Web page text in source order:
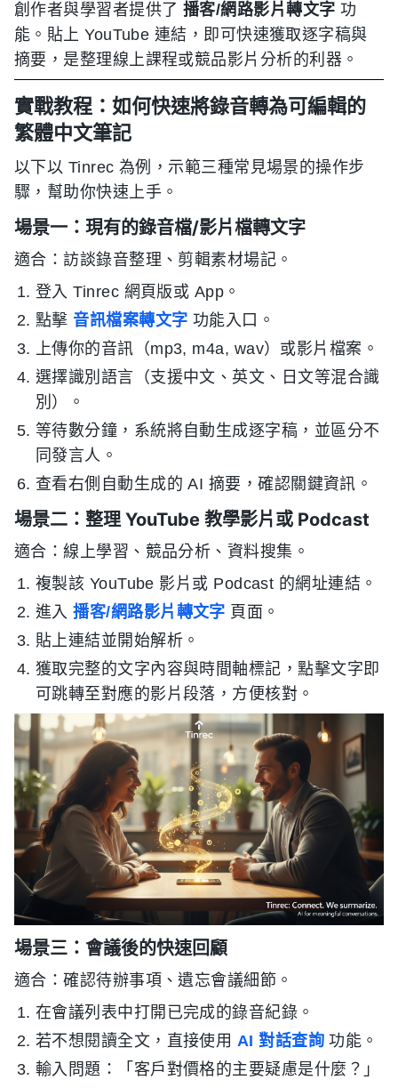
創作者與學習者提供了 播客/網路影片轉文字 功
能。貼上 YouTube 連結，即可快速獲取逐字稿與
摘要，是整理線上課程或競品影片分析的利器。
實戰教程：如何快速將錄音轉為可編輯的
繁體中文筆記
以下以 Tinrec 為例，示範三種常見場景的操作步
驟，幫助你快速上手。
場景一：現有的錄音檔/影片檔轉文字
適合：訪談錄音整理、剪輯素材場記。
登入 Tinrec 網頁版或 App。
點擊 音訊檔案轉文字 功能入口。
上傳你的音訊（mp3, m4a, wav）或影片檔案。
選擇識別語言（支援中文、英文、日文等混合識
別）。
等待數分鐘，系統將自動生成逐字稿，並區分不
同發言人。
查看右側自動生成的 AI 摘要，確認關鍵資訊。
場景二：整理 YouTube 教學影片或 Podcast
適合：線上學習、競品分析、資料搜集。
複製該 YouTube 影片或 Podcast 的網址連結。
進入播客/網路影片轉文字 頁面。
貼上連結並開始解析。
獲取完整的文字內容與時間軸標記，點擊文字即
可跳轉至對應的影片段落，方便核對。
場景三：會議後的快速回顧
適合：確認待辦事項、遺忘會議細節。
在會議列表中打開已完成的錄音紀錄。
若不想閱讀全文，直接使用 AI 對話查詢 功能。
輸入問題：「客戶對價格的主要疑慮是什麼？」